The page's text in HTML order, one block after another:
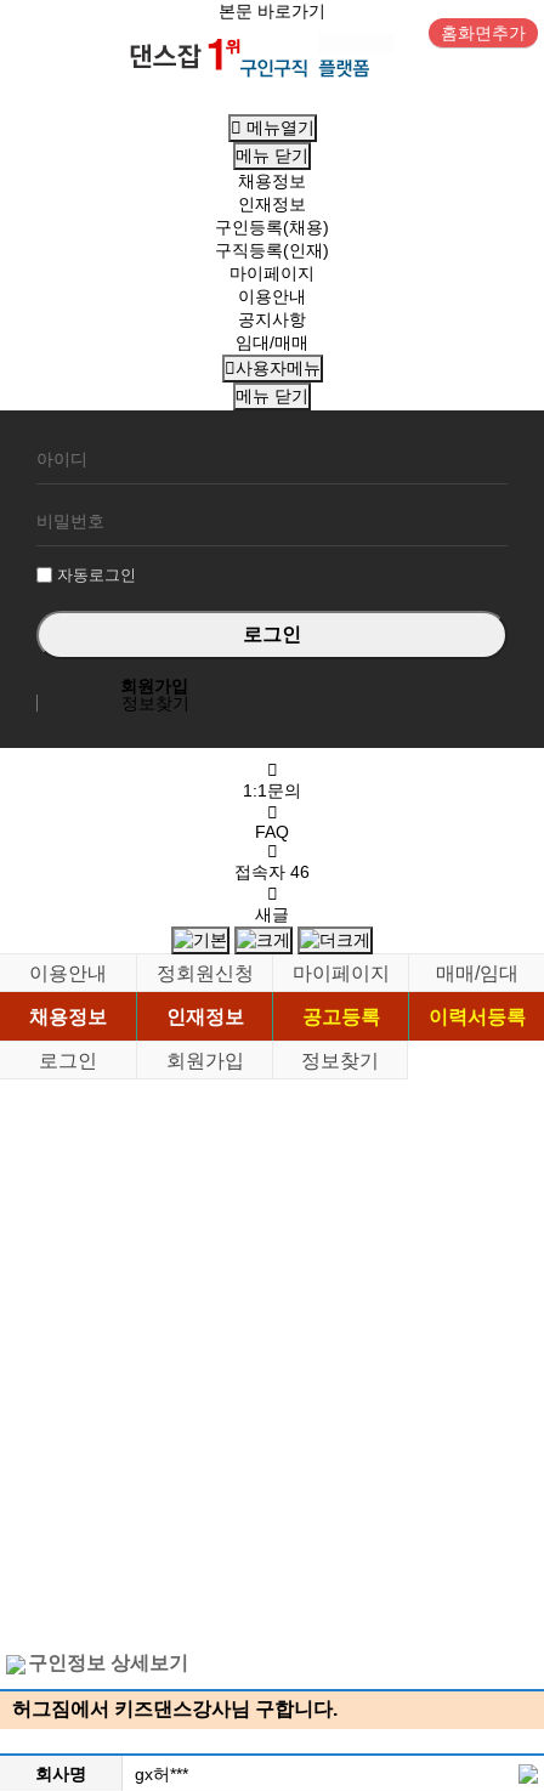
본문 바로가기
홈화면추가
메뉴열기
메뉴 닫기
채용정보
인재정보
구인등록(채용)
구직등록(인재)
마이페이지
이용안내
공지사항
임대/매매
사용자메뉴
메뉴 닫기
원
그
자동로그인
회원가입
정보찾기
1:1문의
FAQ
접속자 46
새글
이용안내 정회원신청 마이페이지
매매/임대
채용정보
인재정보 공고등록
이력서등록
로그인
회원가입 정보찾기
구인정보 상세보기
허그짐에서 키즈댄스강사님 구합니다.
회사명
gx허***